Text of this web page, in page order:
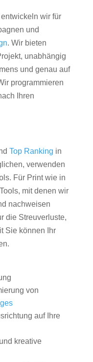
wir für
und
. Wir bieten
unabhängig
und genau auf
programmieren
Ihren
Top Ranking in
verwenden
Für Print wie in
mit denen wir
nachweisen
die Streuverluste,
Sie können Ihr
von
auf Ihre
kreative